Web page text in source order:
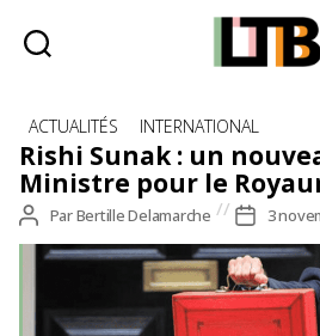
Bag
-
Catégories
ACTUALITÉS INTERNATIONAL
Rishi Sunak : un
Ministre pour le
Auteur
de
ParBertille Delamarche
Date
de
l’article
3